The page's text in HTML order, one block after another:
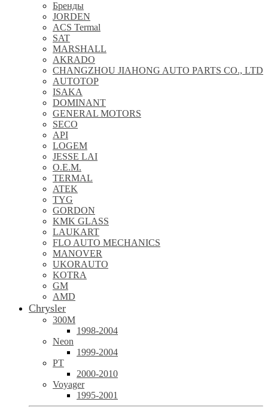
Бренды
JORDEN
ACS Termal
SAT
MARSHALL
AKRADO
CHANGZHOU JIAHONG AUTO PARTS CO., LTD
AUTOTOP
ISAKA
DOMINANT
GENERAL MOTORS
SECO
API
LOGEM
JESSE LAI
O.E.M.
TERMAL
ATEK
TYG
GORDON
KMK GLASS
LAUKART
FLO AUTO MECHANICS
MANOVER
UKORAUTO
KOTRA
GM
AMD
Chrysler
300M
1998-2004
Neon
1999-2004
PT
2000-2010
Voyager
1995-2001